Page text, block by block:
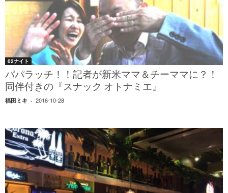
02ナイト
パパラッチ！！記者が新米ママ＆チーママに？！
同伴付きの『スナック オトナミエ』
福田ミキ - 2016-10-28